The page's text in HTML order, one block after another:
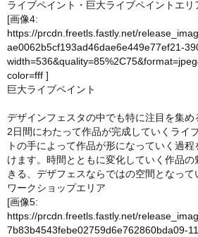
ライブペイント・巨大ライブペイントエリ
[画像4:
https://prcdn.freetls.fastly.net/
ae0062b5cf193ad46dae6e449e77ef21-
color=fff ]
巨大ライブペイント
デザインフェスタの中でも特に注目を集め
2日間にわたって作品が完成していくライ
トの手によって作品が形になっていく過
けます。時間とともに変化していく作品
きる、デザフェスならではの空間となって
ワークショップエリア
[画像5:
https://prcdn.freetls.fastly.net/
7b83b4543febe02759d6e762860bda09-